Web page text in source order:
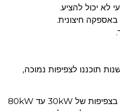
תוכננו לצפיפות נמוכה,
הקמפוסים החדשים כוללים תשתיות לקירור נוזלי וטכנולוגיות מתקדמות המסוגלות לתמוך בצפיפות של 30kW עד 80kW